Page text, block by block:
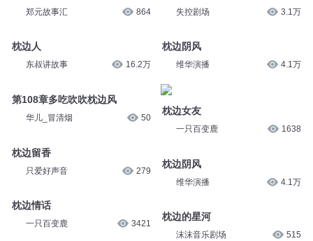
郑元故事汇 864
枕边人
东叔讲故事 16.2万
第108章多吃吹吹枕边风
华儿_冒清烟 50
枕边留香
只爱好声音 279
枕边情话
一只百变鹿 3421
失控剧场 3.1万
枕边阴风
维华演播 4.1万
枕边女友
一只百变鹿 1638
枕边阴风
维华演播 4.1万
枕边的星河
沫沫音乐剧场 515